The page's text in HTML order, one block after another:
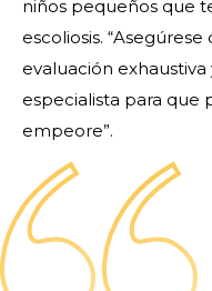
niños pequeños que
escoliosis.
evaluación
especialista para que
empeore”.